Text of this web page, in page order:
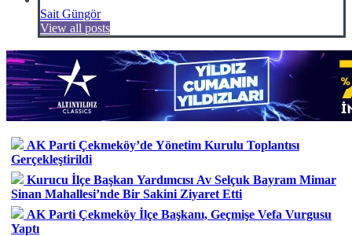
Sait Güngör
View all posts
AK Parti Çekmeköy’de Yönetim Kurulu Toplantısı
Gerçekleştirildi
Kurucu İlçe Başkan Yardımcısı Av Selçuk Bayram Mimar
Sinan Mahallesi’nde Bir Sakini Ziyaret Etti
AK Parti Çekmeköy İlçe Başkanı, Geçmişe Vefa Vurgusu
Yaptı